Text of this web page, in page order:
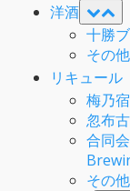
洋酒
十勝
その
リキュール
梅乃
忽布
合同
その